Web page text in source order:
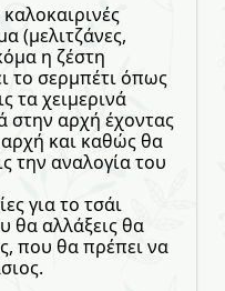
(μελιτζάνες,
η ζέστη
το σερμπέτι όπως
τα χειμερινά
στην αρχή έχοντας
και καθώς θα
την αναλογία του
για το τσάι
θα αλλάξεις θα
που θα πρέπει να